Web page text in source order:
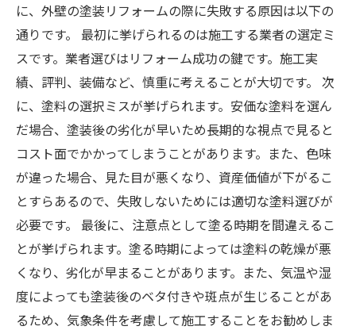
に、外壁の塗装リフォームの際に失敗する原因は以下の
通りです。 最初に挙げられるのは施工する業者の選定ミ
スです。業者選びはリフォーム成功の鍵です。施工実
績、評判、装備など、慎重に考えることが大切です。 次
に、塗料の選択ミスが挙げられます。安価な塗料を選ん
だ場合、塗装後の劣化が早いため長期的な視点で見ると
コスト面でかかってしまうことがあります。また、色味
が違った場合、見た目が悪くなり、資産価値が下がるこ
とすらあるので、失敗しないためには適切な塗料選びが
必要です。 最後に、注意点として塗る時期を間違えるこ
とが挙げられます。塗る時期によっては塗料の乾燥が悪
くなり、劣化が早まることがあります。また、気温や湿
度によっても塗装後のベタ付きや斑点が生じることがあ
るため、気象条件を考慮して施工することをお勧めしま